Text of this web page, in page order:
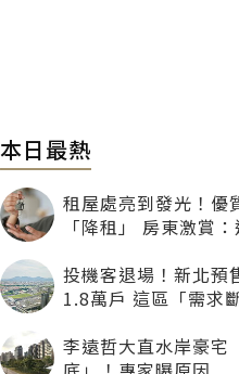
本日最熱
租屋處亮到發光！優
「降租」 房東激賞
投機客退場！新北預
1.8萬戶 這區「需求
李遠哲大直水岸豪宅